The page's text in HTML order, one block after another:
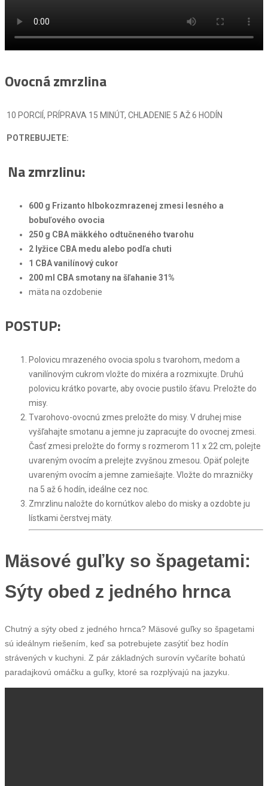
Ovocná zmrzlina
10 PORCIÍ, PRÍPRAVA 15 MINÚT, CHLADENIE 5 AŽ 6 HODÍN
POTREBUJETE:
Na zmrzlinu:
600 g Frizanto hlbokozmrazenej zmesi lesného a
bobuľového ovocia
250 g CBA mäkkého odtučneného tvarohu
2 lyžice CBA medu alebo podľa chuti
1 CBA vanilínový cukor
200 ml CBA smotany na šľahanie 31%
mäta na ozdobenie
POSTUP:
Polovicu mrazeného ovocia spolu s tvarohom, medom a
vanilínovým cukrom vložte do mixéra a rozmixujte. Druhú
polovicu krátko povarte, aby ovocie pustilo šťavu. Preložte do
misy.
Tvarohovo-ovocnú zmes preložte do misy. V druhej mise
vyšľahajte smotanu a jemne ju zapracujte do ovocnej zmesi.
Časť zmesi preložte do formy s rozmerom 11 x 22 cm, polejte
uvareným ovocím a prelejte zvyšnou zmesou. Opäť polejte
uvareným ovocím a jemne zamiešajte. Vložte do mrazničky
na 5 až 6 hodín, ideálne cez noc.
Zmrzlinu naložte do kornútkov alebo do misky a ozdobte ju
lístkami čerstvej mäty.
Mäsové guľky so špagetami:
Sýty obed z jedného hrnca
Chutný a sýty obed z jedného hrnca? Mäsové guľky so špagetami
sú ideálnym riešením, keď sa potrebujete zasýtiť bez hodín
strávených v kuchyni. Z pár základných surovín vyčaríte bohatú
paradajkovú omáčku a guľky, ktoré sa rozplývajú na jazyku.